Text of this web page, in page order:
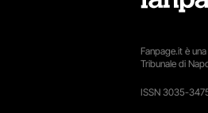
Fanpage.it è
Tribunale di
ISSN 3035-